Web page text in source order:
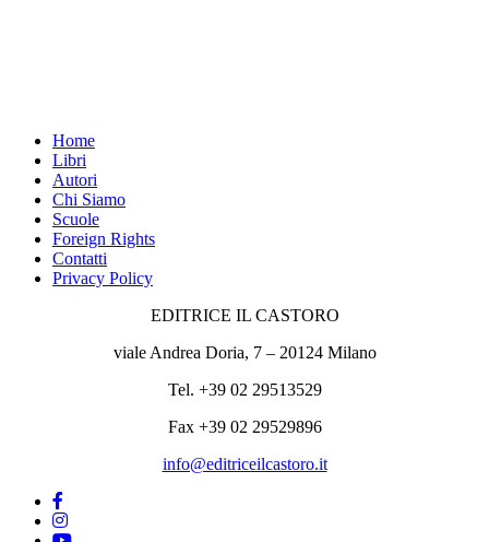
Home
Libri
Autori
Chi Siamo
Scuole
Foreign Rights
Contatti
Privacy Policy
EDITRICE IL CASTORO
viale Andrea Doria, 7 – 20124 Milano
Tel. +39 02 29513529
Fax +39 02 29529896
info@editriceilcastoro.it